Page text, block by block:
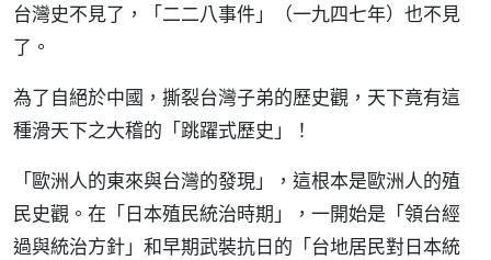
台灣史不見了，「二二八事件」（一九四七年）也不見
了。
為了自絕於中國，撕裂台灣子弟的歷史觀，天下竟有這
種滑天下之大稽的「跳躍式歷史」！
「歐洲人的東來與台灣的發現」，這根本是歐洲人的殖
民史觀。在「日本殖民統治時期」，一開始是「領台經
過與統治方針」和早期武裝抗日的「台地居民對日本統